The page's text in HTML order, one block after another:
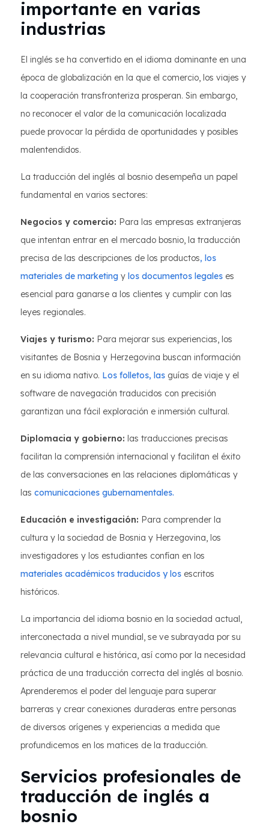
importante en varias
industrias
El inglés se ha convertido en el idioma dominante en una
época de globalización en la que el comercio, los viajes y
la cooperación transfronteriza prosperan. Sin embargo,
no reconocer el valor de la comunicación localizada
puede provocar la pérdida de oportunidades y posibles
malentendidos.
La traducción del inglés al bosnio desempeña un papel
fundamental en varios sectores:
Negocios y comercio: Para las empresas extranjeras
que intentan entrar en el mercado bosnio, la traducción
precisa de las descripciones de los productos, los
materiales de marketing y los documentos legales es
esencial para ganarse a los clientes y cumplir con las
leyes regionales.
Viajes y turismo: Para mejorar sus experiencias, los
visitantes de Bosnia y Herzegovina buscan información
en su idioma nativo. Los folletos, las guías de viaje y el
software de navegación traducidos con precisión
garantizan una fácil exploración e inmersión cultural.
Diplomacia y gobierno: las traducciones precisas
facilitan la comprensión internacional y facilitan el éxito
de las conversaciones en las relaciones diplomáticas y
las comunicaciones gubernamentales.
Educación e investigación: Para comprender la
cultura y la sociedad de Bosnia y Herzegovina, los
investigadores y los estudiantes confían en los
materiales académicos traducidos y los escritos
históricos.
La importancia del idioma bosnio en la sociedad actual,
interconectada a nivel mundial, se ve subrayada por su
relevancia cultural e histórica, así como por la necesidad
práctica de una traducción correcta del inglés al bosnio.
Aprenderemos el poder del lenguaje para superar
barreras y crear conexiones duraderas entre personas
de diversos orígenes y experiencias a medida que
profundicemos en los matices de la traducción.
Servicios profesionales de
traducción de inglés a
bosnio